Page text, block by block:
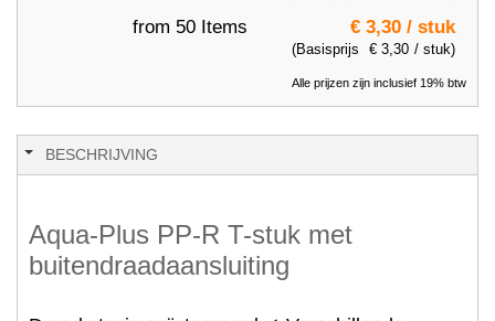
from 50 Items € 3,30 / stuk
(Basisprijs € 3,30 / stuk)
Alle prijzen zijn inclusief 19% btw
BESCHRIJVING
Aqua-Plus PP-R T-stuk met
buitendraadaansluiting